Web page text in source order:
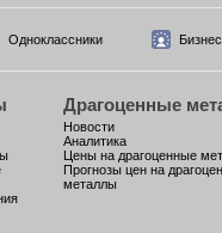
Одноклассники
Драгоценные
Новости
Аналитика
Цены на драгоценные
Прогнозы цен на
металлы